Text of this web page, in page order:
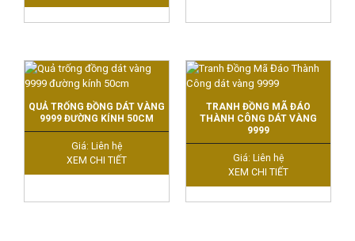
QUẢ TRỐNG ĐỒNG DÁT VÀNG
9999 ĐƯỜNG KÍNH 50CM
Giá: Liên hệ
XEM CHI TIẾT
TRANH ĐỒNG MÃ ĐÁO
THÀNH CÔNG DÁT VÀNG
9999
Giá: Liên hệ
XEM CHI TIẾT